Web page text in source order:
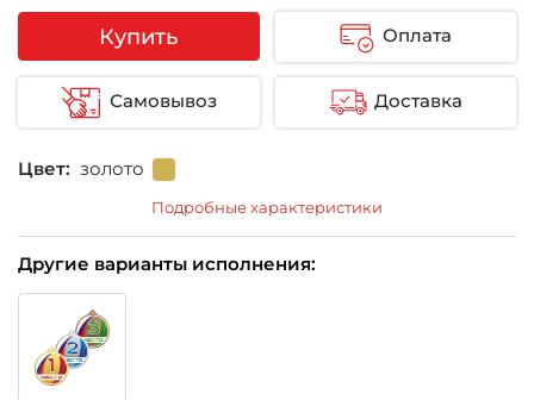
Купить Оплата
Самовывоз Доставка
Цвет: золото
Подробные характеристики
Другие варианты исполнения: